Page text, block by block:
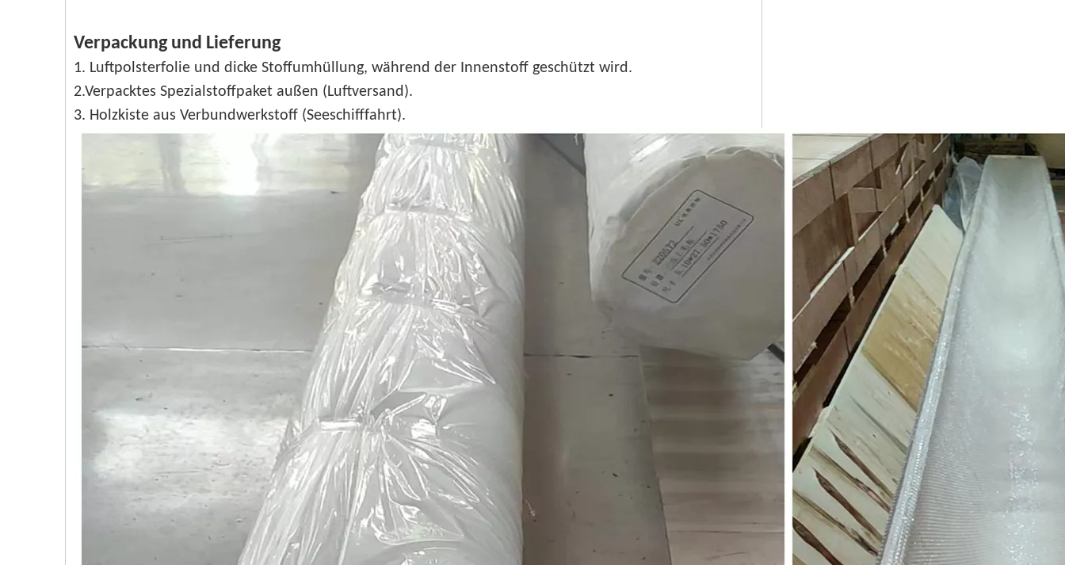
Verpackung und Lieferung
1. Luftpolsterfolie und dicke Stoffumhüllung, während der Innenstoff geschützt wird.
2.Verpacktes Spezialstoffpaket außen (Luftversand).
3. Holzkiste aus Verbundwerkstoff (Seeschifffahrt).